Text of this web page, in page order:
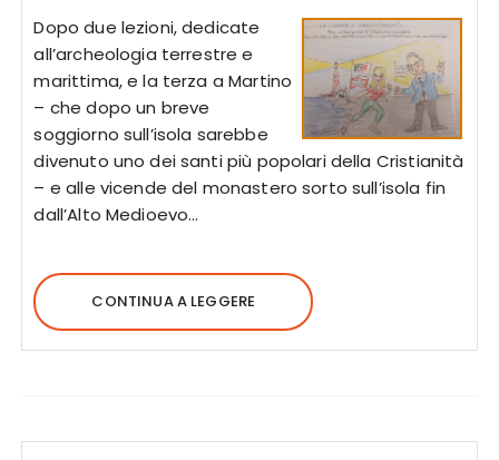
Dopo due lezioni, dedicate
all’archeologia terrestre e
marittima, e la terza a Martino
– che dopo un breve
soggiorno sull’isola sarebbe
divenuto uno dei santi più popolari della Cristianità
– e alle vicende del monastero sorto sull’isola fin
dall’Alto Medioevo…
CONTINUA A LEGGERE